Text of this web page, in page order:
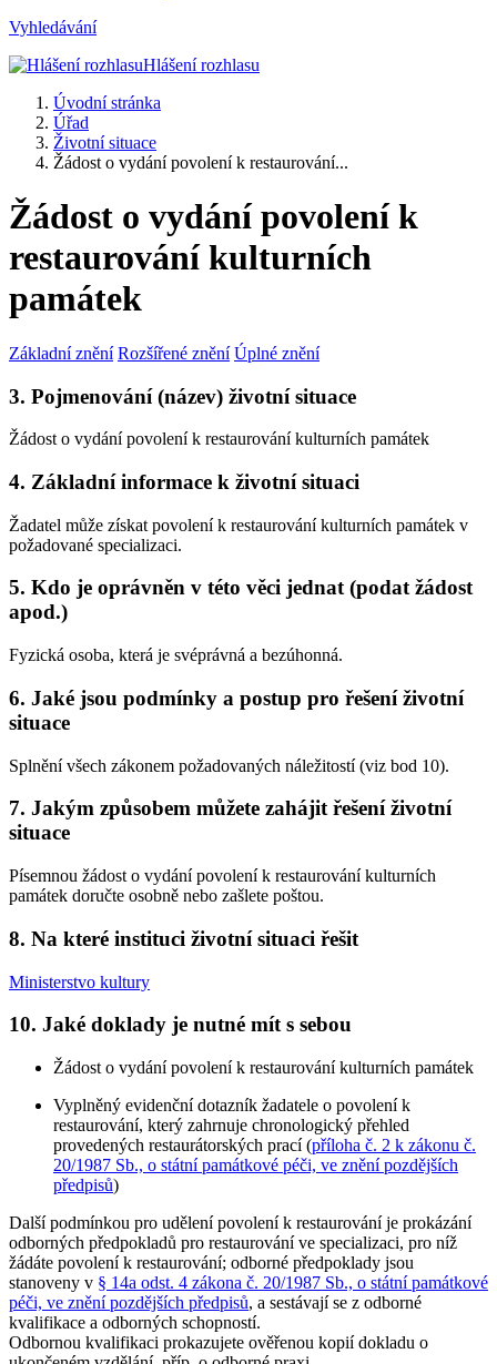
Vyhledávání
Hlášení rozhlasu
Úvodní stránka
Úřad
Životní situace
Žádost o vydání povolení k restaurování...
Žádost o vydání povolení k
restaurování kulturních
památek
Základní znění Rozšířené znění Úplné znění
3. Pojmenování (název) životní situace
Žádost o vydání povolení k restaurování kulturních památek
4. Základní informace k životní situaci
Žadatel může získat povolení k restaurování kulturních památek v
požadované specializaci.
5. Kdo je oprávněn v této věci jednat (podat žádost
apod.)
Fyzická osoba, která je svéprávná a bezúhonná.
6. Jaké jsou podmínky a postup pro řešení životní
situace
Splnění všech zákonem požadovaných náležitostí (viz bod 10).
7. Jakým způsobem můžete zahájit řešení životní
situace
Písemnou žádost o vydání povolení k restaurování kulturních
památek doručte osobně nebo zašlete poštou.
8. Na které instituci životní situaci řešit
Ministerstvo kultury
10. Jaké doklady je nutné mít s sebou
Žádost o vydání povolení k restaurování kulturních památek
Vyplněný evidenční dotazník žadatele o povolení k
restaurování, který zahrnuje chronologický přehled
provedených restaurátorských prací (příloha č. 2 k zákonu č.
20/1987 Sb., o státní památkové péči, ve znění pozdějších
předpisů)
Další podmínkou pro udělení povolení k restaurování je prokázání
odborných předpokladů pro restaurování ve specializaci, pro níž
žádáte povolení k restaurování; odborné předpoklady jsou
stanoveny v § 14a odst. 4 zákona č. 20/1987 Sb., o státní památkové
péči, ve znění pozdějších předpisů, a sestávají se z odborné
kvalifikace a odborných schopností.
Odbornou kvalifikaci prokazujete ověřenou kopií dokladu o